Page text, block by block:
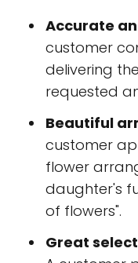
Accurate
customer
delivering
requested
Beautiful
customer
flower
daughter's
of flowers".
Great